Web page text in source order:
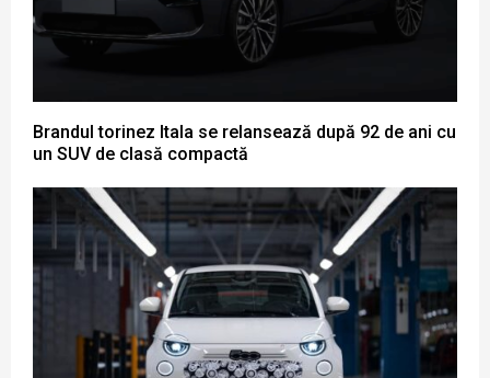
Brandul torinez Itala se relansează după 92 de ani cu
un SUV de clasă compactă